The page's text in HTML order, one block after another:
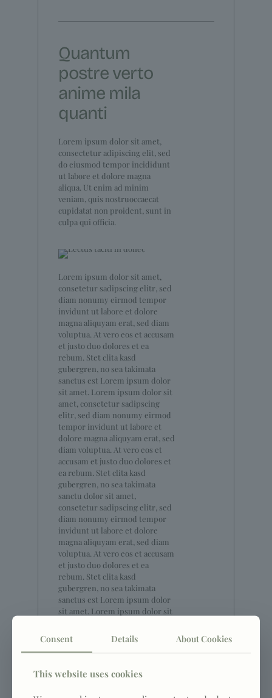
Quantum
postre verto
anime mila
quanti
Lorem ipsum dolor sit amet,
consectetur adipiscing elit, sed
do eiusmod tempor incididunt
ut labore et dolore magna
aliqua. Ut enim ad minim
veniam, quis nostruoccaecat
cupidatat non proident, sunt in
culpa qui officia.
Lorem ipsum dolor sit amet,
consetetur sadipscing elitr, sed
diam nonumy eirmod tempor
invidunt ut labore et dolore
magna aliquyam erat, sed diam
voluptua. At vero eos et accusam
et justo duo dolores et ea
rebum. Stet clita kasd
gubergren, no sea takimata
sanctus est Lorem ipsum dolor
sit amet. Lorem ipsum dolor sit
amet, consetetur sadipscing
elitr, sed diam nonumy eirmod
tempor invidunt ut labore et
dolore magna aliquyam erat, sed
diam voluptua. At vero eos et
accusam et justo duo dolores et
ea rebum. Stet clita kasd
gubergren, no sea takimata
sanctu dolor sit amet,
consetetur sadipscing elitr, sed
diam nonumy eirmod tempor
invidunt ut labore et dolore
magna aliquyam erat, sed diam
voluptua. At vero eos et accusam
et justo duo dolores et ea
rebum. Stet clita kasd
gubergren, no sea takimata
sanctus est Lorem ipsum dolor
sit amet. Lorem ipsum dolor sit
elitr, sed diam nonumy eirmod
tempor invidunt ut labore et
diam voluptua. At vero eos et
accusam et justo duo dolores et
Consent Details About Cookies
This website uses cookies